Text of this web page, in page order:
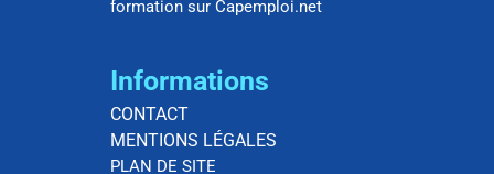
formation sur Capemploi.net
Informations
CONTACT
MENTIONS LÉGALES
PLAN DE SITE